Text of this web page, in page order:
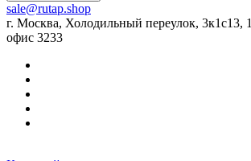
sale@rutap.shop
г. Москва, Холодильный переулок, 3к1с13,
офис 3233